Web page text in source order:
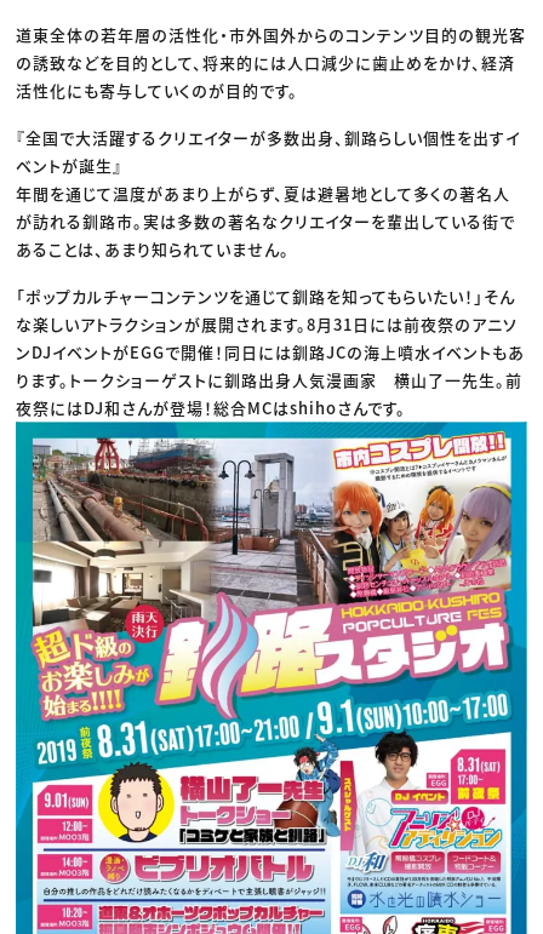
道東全体の若年層の活性化・市外国外からのコンテンツ目的の観光客
の誘致などを目的として、将来的には人口減少に歯止めをかけ、経済
活性化にも寄与していくのが目的です。
『全国で大活躍するクリエイターが多数出身、釧路らしい個性を出すイ
ベントが誕生』
年間を通じて温度があまり上がらず、夏は避暑地として多くの著名人
が訪れる釧路市。実は多数の著名なクリエイターを輩出している街で
あることは、あまり知られていません。
「ポップカルチャーコンテンツを通じて釧路を知ってもらいたい！」そん
な楽しいアトラクションが展開されます。8月31日には前夜祭のアニソ
ンDJイベントがEGGで開催！同日には釧路JCの海上噴水イベントもあ
ります。トークショーゲストに釧路出身人気漫画家 横山了一先生。前
夜祭にはDJ和さんが登場！総合MCはshihoさんです。